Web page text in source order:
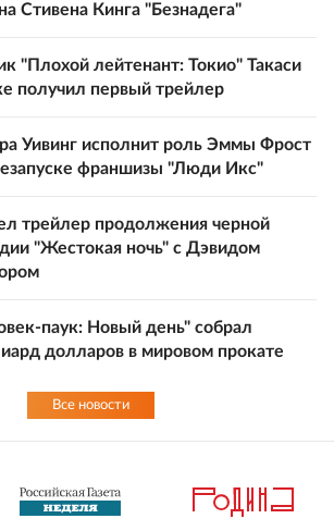
Стивена Кинга "Безнадега"
"Плохой лейтенант: Токио" Такаси
получил первый трейлер
Уивинг исполнит роль Эммы Фрост
франшизы "Люди Икс"
трейлер продолжения черной
"Жестокая ночь" с Дэвидом
паук: Новый день" собрал
долларов в мировом прокате
Все новости